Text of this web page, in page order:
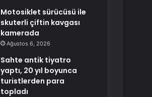
Motosiklet sürücüsü ile
skuterli çiftin kavgası
kamerada
Ağustos 6, 2026
Sahte antik tiyatro
yaptı, 20 yıl boyunca
turistlerden para
topladı